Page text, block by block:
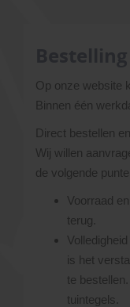
Op onze website
Binnen één
Direct bestellen
Wij willen
de volgende
Voorraad
terug.
is het
te
tuintegels.